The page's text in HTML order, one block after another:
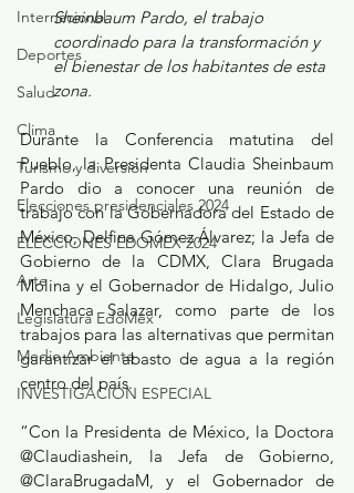
Internacional
Deportes
Salud
Clima
Turismo y diversión
Elecciones presidenciales 2024
ELECCIONES EDOMEX 2024
Arte
Legislatura EdoMéx
Medio Ambiente
INVESTIGACIÓN ESPECIAL
Sheinbaum Pardo, el trabajo
coordinado para la transformación y
el bienestar de los habitantes de esta
zona.
Durante la Conferencia matutina del
Pueblo, la Presidenta Claudia Sheinbaum
Pardo dio a conocer una reunión de
trabajo con la Gobernadora del Estado de
México, Delfina Gómez Álvarez; la Jefa de
Gobierno de la CDMX, Clara Brugada
Molina y el Gobernador de Hidalgo, Julio
Menchaca Salazar, como parte de los
trabajos para las alternativas que permitan
garantizar el abasto de agua a la región
centro del país.
“Con la Presidenta de México, la Doctora
@Claudiashein, la Jefa de Gobierno,
@ClaraBrugadaM, y el Gobernador de